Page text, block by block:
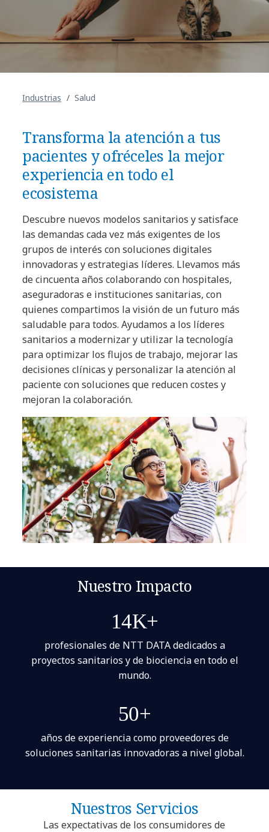
Industrias Salud
Transforma la atención a tus
pacientes y ofréceles la mejor
experiencia en todo el
ecosistema
Descubre nuevos modelos sanitarios y satisface
las demandas cada vez más exigentes de los
grupos de interés con soluciones digitales
innovadoras y estrategias líderes. Llevamos más
de cincuenta años colaborando con hospitales,
aseguradoras e instituciones sanitarias, con
quienes compartimos la visión de un futuro más
saludable para todos. Ayudamos a los líderes
sanitarios a modernizar y utilizar la tecnología
para optimizar los flujos de trabajo, mejorar las
decisiones clínicas y personalizar la atención al
paciente con soluciones que reducen costes y
mejoran la colaboración.
Nuestro Impacto
14K+
profesionales de NTT DATA dedicados a
proyectos sanitarios y de biociencia en todo el
mundo.
50+
años de experiencia como proveedores de
soluciones sanitarias innovadoras a nivel global.
Nuestros Servicios
Las expectativas de los consumidores de